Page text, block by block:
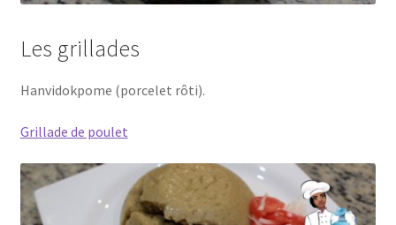
Les grillades
Hanvidokpome (porcelet rôti).
Grillade de poulet